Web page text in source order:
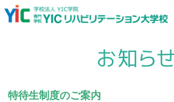
特待生制度のご案内